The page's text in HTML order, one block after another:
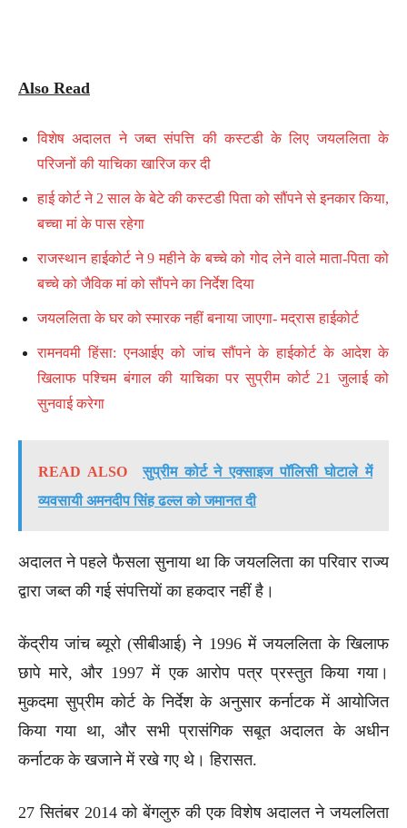
Also Read
विशेष अदालत ने जब्त संपत्ति की कस्टडी के लिए जयललिता के
परिजनों की याचिका खारिज कर दी
हाई कोर्ट ने 2 साल के बेटे की कस्टडी पिता को सौंपने से इनकार किया,
बच्चा मां के पास रहेगा
राजस्थान हाईकोर्ट ने 9 महीने के बच्चे को गोद लेने वाले माता-पिता को
बच्चे को जैविक मां को सौंपने का निर्देश दिया
जयललिता के घर को स्मारक नहीं बनाया जाएगा- मद्रास हाईकोर्ट
रामनवमी हिंसा: एनआईए को जांच सौंपने के हाईकोर्ट के आदेश के
खिलाफ पश्चिम बंगाल की याचिका पर सुप्रीम कोर्ट 21 जुलाई को
सुनवाई करेगा
READ ALSO
सुप्रीम कोर्ट ने एक्साइज पॉलिसी घोटाले में
व्यवसायी अमनदीप सिंह ढल्ल को जमानत दी
अदालत ने पहले फैसला सुनाया था कि जयललिता का परिवार राज्य
द्वारा जब्त की गई संपत्तियों का हकदार नहीं है।
केंद्रीय जांच ब्यूरो (सीबीआई) ने 1996 में जयललिता के खिलाफ
छापे मारे, और 1997 में एक आरोप पत्र प्रस्तुत किया गया।
मुकदमा सुप्रीम कोर्ट के निर्देश के अनुसार कर्नाटक में आयोजित
किया गया था, और सभी प्रासंगिक सबूत अदालत के अधीन
कर्नाटक के खजाने में रखे गए थे। हिरासत.
27 सितंबर 2014 को बेंगलुरु की एक विशेष अदालत ने जयललिता